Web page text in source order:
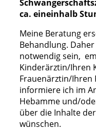
ca. eineinhalb
Meine Beratung
Behandlung.
notwendig sein,
Kinderärztin/Ihren
Frauenärztin/Ihren
informiere ich im
Hebamme und/
über die Inhalte
wünschen.